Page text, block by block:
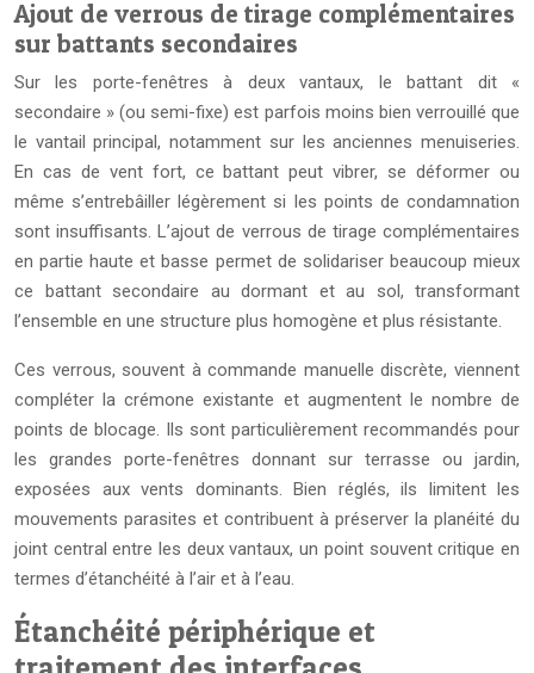
Ajout de verrous de tirage complémentaires
sur battants secondaires
Sur les porte-fenêtres à deux vantaux, le battant dit «
secondaire » (ou semi-fixe) est parfois moins bien verrouillé que
le vantail principal, notamment sur les anciennes menuiseries.
En cas de vent fort, ce battant peut vibrer, se déformer ou
même s’entrebâiller légèrement si les points de condamnation
sont insuffisants. L’ajout de verrous de tirage complémentaires
en partie haute et basse permet de solidariser beaucoup mieux
ce battant secondaire au dormant et au sol, transformant
l’ensemble en une structure plus homogène et plus résistante.
Ces verrous, souvent à commande manuelle discrète, viennent
compléter la crémone existante et augmentent le nombre de
points de blocage. Ils sont particulièrement recommandés pour
les grandes porte-fenêtres donnant sur terrasse ou jardin,
exposées aux vents dominants. Bien réglés, ils limitent les
mouvements parasites et contribuent à préserver la planéité du
joint central entre les deux vantaux, un point souvent critique en
termes d’étanchéité à l’air et à l’eau.
Étanchéité périphérique et